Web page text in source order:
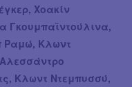
Χοακίν
Γκουμπαϊντούλινα,
Ραμώ, Κλωντ
Κλωντ Ντεμπυσσύ,